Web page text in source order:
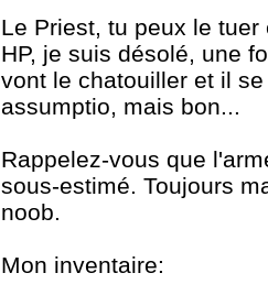
Le Priest, tu peux le
HP, je suis désolé, une
vont le chatouiller et il
assumptio, mais bon...
Rappelez-vous que
sous-estimé. Toujours
noob.
Mon inventaire: